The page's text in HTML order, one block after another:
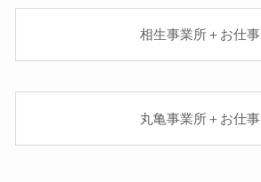
相生事業所＋お仕事
丸亀事業所＋お仕事